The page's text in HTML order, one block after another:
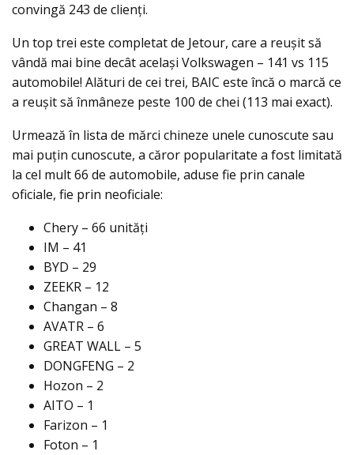
convingă 243 de clienți.
Un top trei este completat de Jetour, care a reușit să
vândă mai bine decât același Volkswagen – 141 vs 115
automobile! Alături de cei trei, BAIC este încă o marcă ce
a reușit să înmâneze peste 100 de chei (113 mai exact).
Urmează în lista de mărci chineze unele cunoscute sau
mai puțin cunoscute, a căror popularitate a fost limitată
la cel mult 66 de automobile, aduse fie prin canale
oficiale, fie prin neoficiale:
Chery – 66 unități
IM – 41
BYD – 29
ZEEKR – 12
Changan – 8
AVATR – 6
GREAT WALL – 5
DONGFENG – 2
Hozon – 2
AITO – 1
Farizon – 1
Foton – 1